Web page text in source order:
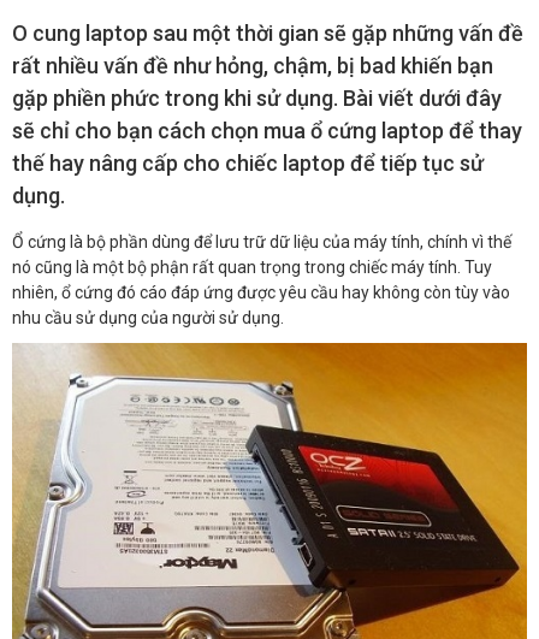
O cung laptop sau một thời gian sẽ gặp những vấn đề
rất nhiều vấn đề như hỏng, chậm, bị bad khiến bạn
gặp phiền phức trong khi sử dụng. Bài viết dưới đây
sẽ chỉ cho bạn cách chọn mua ổ cứng laptop để thay
thế hay nâng cấp cho chiếc laptop để tiếp tục sử
dụng.
Ổ cứng là bộ phần dùng để lưu trữ dữ liệu của máy tính, chính vì thế
nó cũng là một bộ phận rất quan trọng trong chiếc máy tính. Tuy
nhiên, ổ cứng đó cáo đáp ứng được yêu cầu hay không còn tùy vào
nhu cầu sử dụng của người sử dụng.